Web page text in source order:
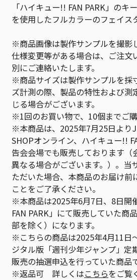
「ハイキュー!! FAN PARK」のキ
を使用したフルカラーのフェイス
※商品画像は製作サンプルを撮影
仕様変更等がある場合は、ご注文
別にご連絡いたします。
※商品サイズは製作サンプルを採
ズ計測の際、製品の特性および測
じる場合がございます。
※1回のお買い物で、10個までご購
※本商品は、2025年7月25日より
SHOPオンライン、ハイキュー!!
告会会場でも販売しております（
異なる場合がございます。）。当
ただいた場合、本商品のお届け前
ことをご了承ください。
※本商品は2025年6月7日、8日開
FAN PARK」にて販売していた商
部を除く）になります。
※こちらの商品は2025年4月11日
ジタル版「週刊少年ジャンプ」定
販売の抽選申込を行っていた商品
※返品可 詳しくはこちらをご覧